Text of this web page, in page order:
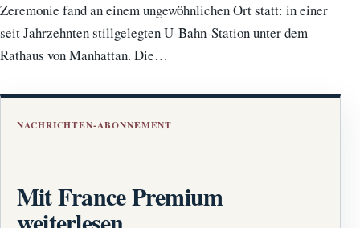
Zeremonie fand an einem ungewöhnlichen Ort statt: in einer
seit Jahrzehnten stillgelegten U-Bahn-Station unter dem
Rathaus von Manhattan. Die…
NACHRICHTEN-ABONNEMENT
Mit France Premium